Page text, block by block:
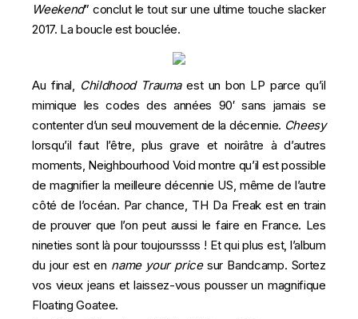
Weekend” conclut le tout sur une ultime touche slacker
2017. La boucle est bouclée.
Au final, Childhood Traumaest un bon LP parce qu’il
mimique les codes des années 90′ sans jamais se
contenter d’un seul mouvement de la décennie. Cheesy
lorsqu’il faut l’être, plus grave et noirâtre à d’autres
moments, Neighbourhood Void montre qu’il est possible
de magnifier la meilleure décennie US, même de l’autre
côté de l’océan. Par chance, TH Da Freak est en train
de prouver que l’on peut aussi le faire en France. Les
nineties sont là pour toujourssss ! Et qui plus est, l’album
du jour est en name your pricesur Bandcamp. Sortez
vos vieux jeans et laissez-vous pousser un magnifique
Floating Goatee.